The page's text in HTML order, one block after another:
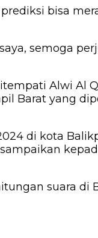
bisa
semoga
Alwi Al
Barat yang
di kota
suara di